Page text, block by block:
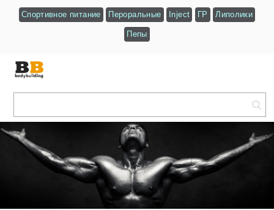
Спортивное питание Пероральные Inject ГР Липолики
Пепы